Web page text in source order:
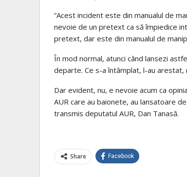
”Acest incident este din manualul de
nevoie de un pretext ca să împiedice
pretext, dar este din manualul de
În mod normal, atunci când lansezi
departe. Ce s-a întâmplat, l-au
Dar evident, nu, e nevoie acum ca
AUR care au baionete, au lansatoare
transmis deputatul AUR, Dan Tanasă.
Share Facebook